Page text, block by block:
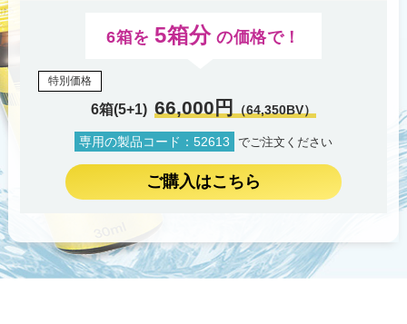
6箱を5箱分の価格で！
特別価格
6箱(5+1) 66,000円 （64,350BV）
専用の製品コード：52613 でご注文ください
ご購入はこちら